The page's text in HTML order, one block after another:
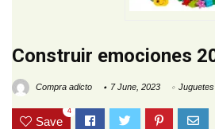
Construir emociones
Compra adicto 7 June, 2023 Juguetes
Save
4